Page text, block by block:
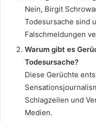
Nein, Birgit
Todesursache sind
Falschmeldungen
Warum gibt es
Todesursache?
Diese Gerüchte
Schlagzeilen und
Medien.